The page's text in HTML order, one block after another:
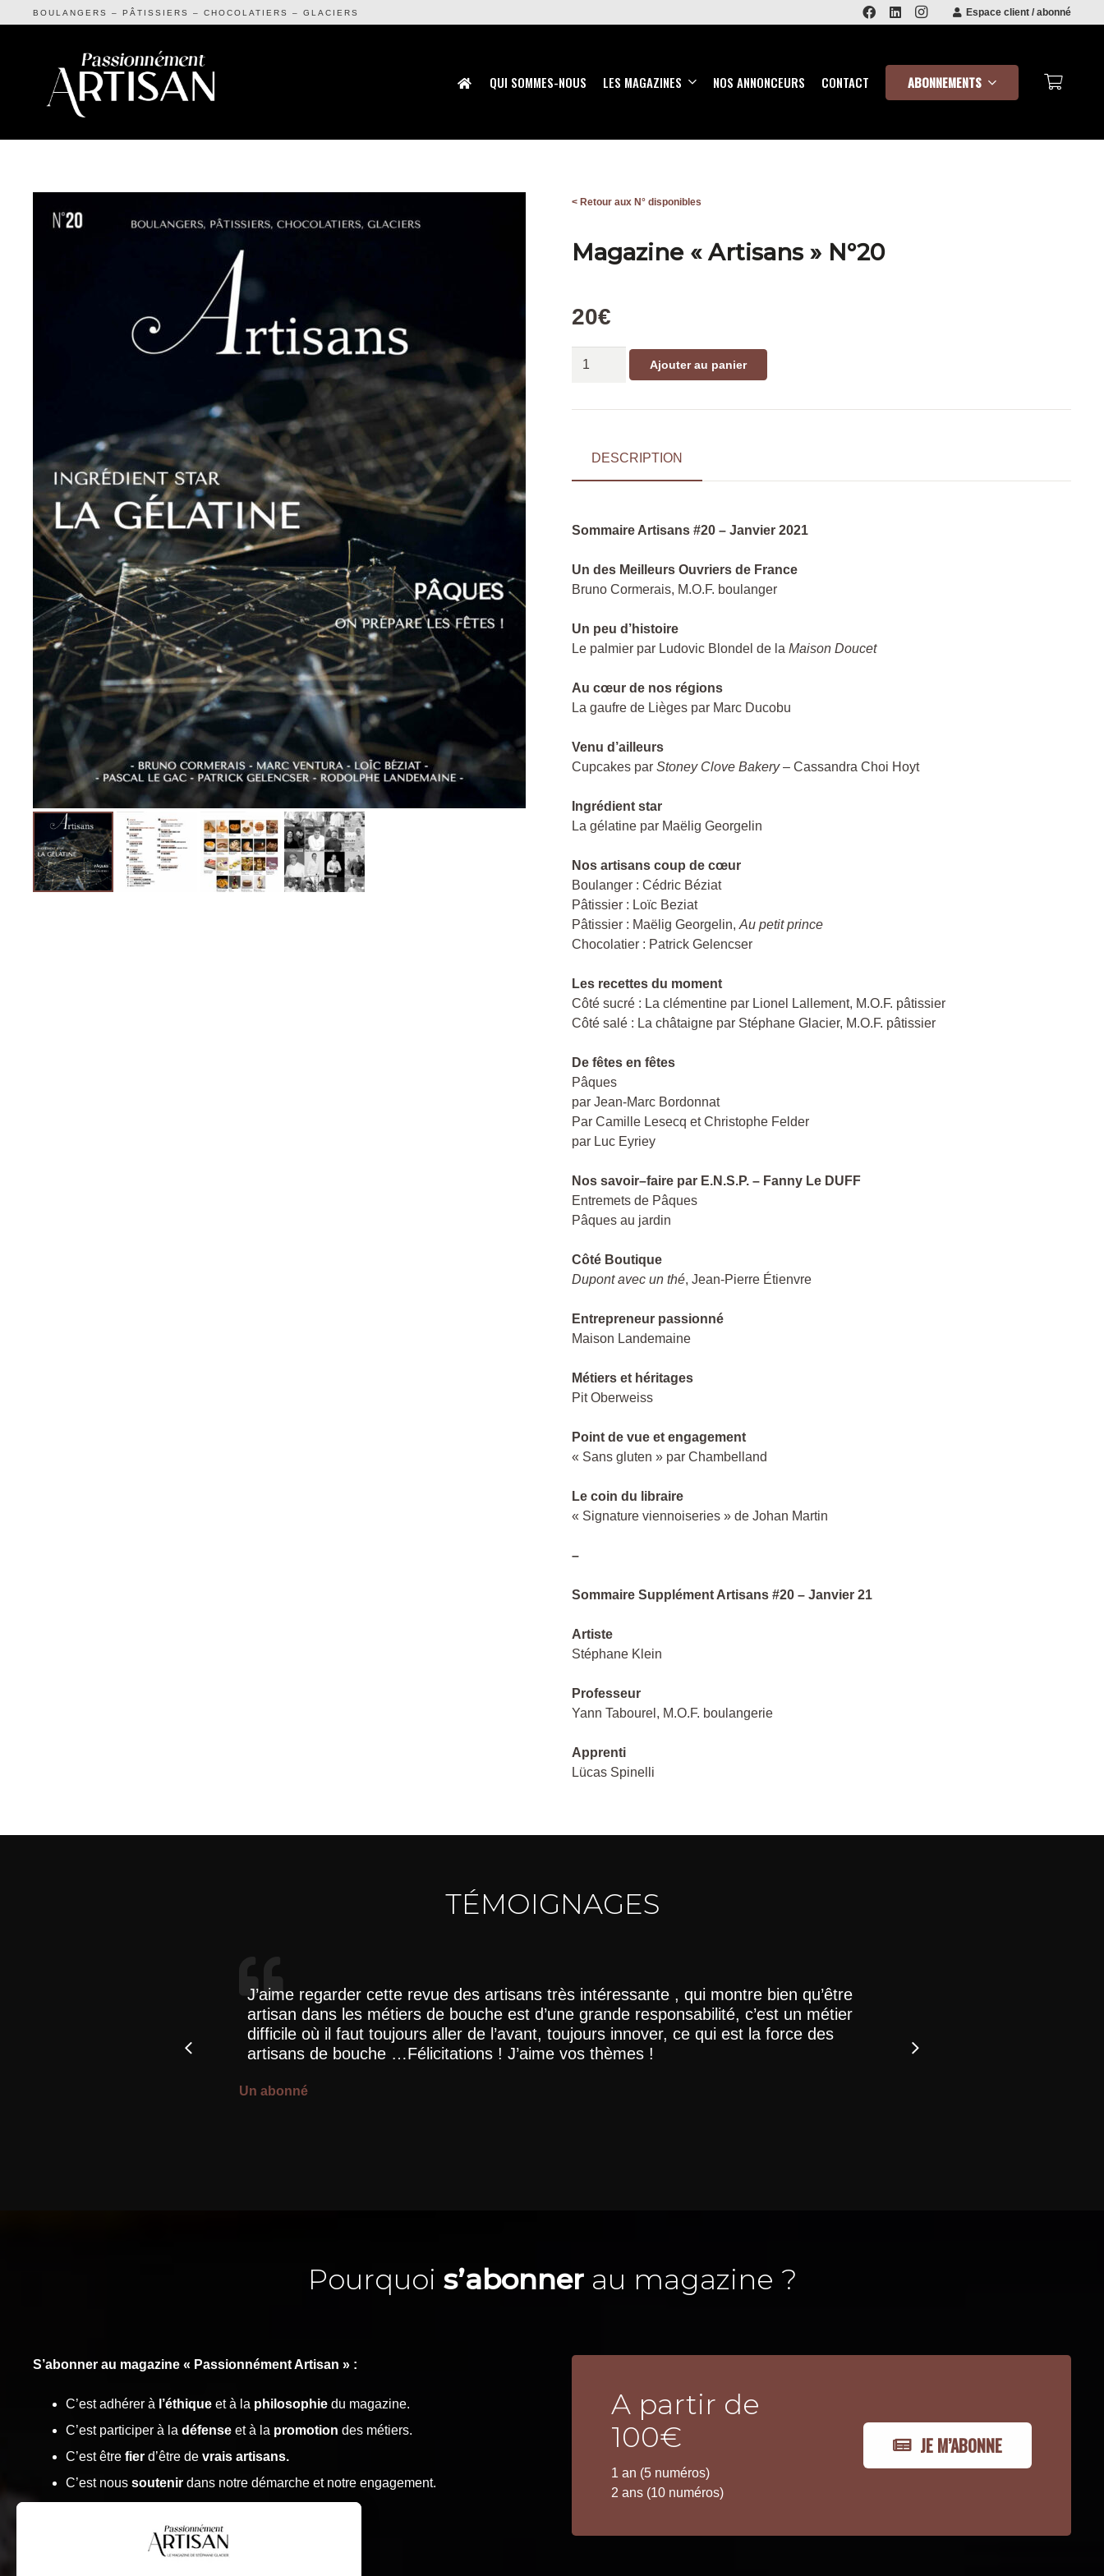
BOULANGERS – PÂTISSIERS – CHOCOLATIERS – GLACIERS Espace client / abonné
QUI SOMMES-NOUS LES MAGAZINES NOS ANNONCEURS CONTACT ABONNEMENTS
< Retour aux N° disponibles
Magazine « Artisans » N°20
20€
"Artisans"
Ajouter au panier
DESCRIPTION
Sommaire Artisans #20 – Janvier 2021
Un des Meilleurs Ouvriers de France
Bruno Cormerais, M.O.F. boulanger
Un peu d’histoire
Le palmier par Ludovic Blondel de la Maison Doucet
Au cœur de nos régions
La gaufre de Lièges par Marc Ducobu
Venu d’ailleurs
Cupcakes par Stoney Clove Bakery– Cassandra Choi Hoyt
Ingrédient star
La gélatine par Maëlig Georgelin
Nos artisans coup de cœur
Boulanger : Cédric Béziat
Pâtissier : Loïc Beziat
Pâtissier : Maëlig Georgelin, Au petit prince
Chocolatier : Patrick Gelencser
Les recettes du moment
Côté sucré : La clémentine par Lionel Lallement, M.O.F. pâtissier
Côté salé : La châtaigne par Stéphane Glacier, M.O.F. pâtissier
De fêtes en fêtes
Pâques
par Jean-Marc Bordonnat
Par Camille Lesecq et Christophe Felder
par Luc Eyriey
Nos savoir–faire par E.N.S.P. – Fanny Le DUFF
Entremets de Pâques
Pâques au jardin
Côté Boutique
Dupont avec un thé, Jean-Pierre Étienvre
Entrepreneur passionné
Maison Landemaine
Métiers et héritages
Pit Oberweiss
Point de vue et engagement
« Sans gluten » par Chambelland
Le coin du libraire
« Signature viennoiseries » de Johan Martin
–
Sommaire Supplément Artisans #20 – Janvier 21
Artiste
Stéphane Klein
Professeur
Yann Tabourel, M.O.F. boulangerie
Apprenti
Lücas Spinelli
TÉMOIGNAGES
J’aime regarder cette revue des artisans très intéressante , qui montre bien qu’être
artisan dans les métiers de bouche est d’une grande responsabilité, c’est un métier
difficile où il faut toujours aller de l’avant, toujours innover, ce qui est la force des
artisans de bouche …Félicitations ! J’aime vos thèmes !
Un abonné
Artisan à Dives-sur-mer
Pourquoi s’abonnerau magazine ?
S’abonner au magazine « Passionnément Artisan » :
C’est adhérer à l’éthique et à la philosophie du magazine.
C’est participer à la défense et à la promotion des métiers.
C’est être fier d’être de vrais artisans.
C’est nous soutenir dans notre démarche et notre engagement.
A partir de
100€
1 an (5 numéros)
2 ans (10 numéros)
JE M’ABONNE